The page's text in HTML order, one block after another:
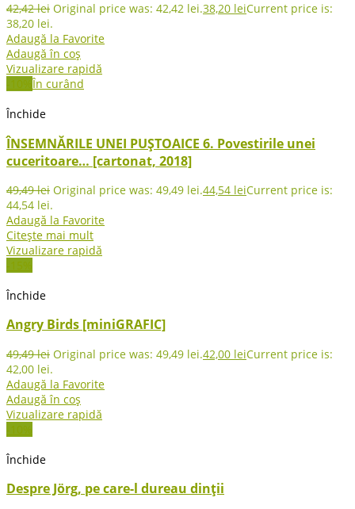
42,42lei Original price was: 42,42 lei.38,20 leiCurrent price is:
38,20 lei.
Adaugă la Favorite
Adaugă în coș
Vizualizare rapidă
-10% În curând
Închide
ÎNSEMNĂRILE UNEI PUȘTOAICE 6. Povestirile unei
cuceritoare… [cartonat, 2018]
49,49lei Original price was: 49,49 lei.44,54 leiCurrent price is:
44,54 lei.
Adaugă la Favorite
Citește mai mult
Vizualizare rapidă
-15%
Închide
Angry Birds [miniGRAFIC]
49,49lei Original price was: 49,49 lei.42,00 leiCurrent price is:
42,00 lei.
Adaugă la Favorite
Adaugă în coș
Vizualizare rapidă
-10%
Închide
Despre Jörg, pe care-l dureau dinţii